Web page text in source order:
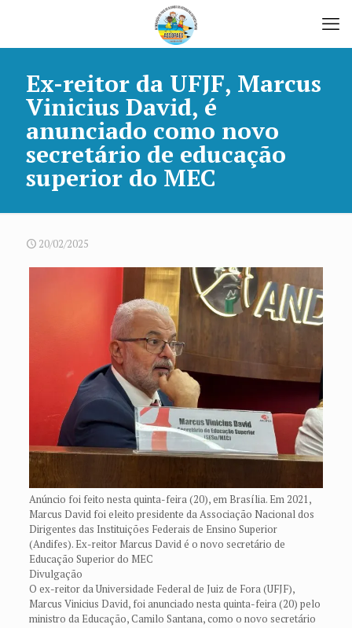
Ex-reitor da UFJF, Marcus
Vinicius David, é
anunciado como novo
secretário de educação
superior do MEC
20/02/2025
Anúncio foi feito nesta quinta-feira (20), em Brasília. Em 2021,
Marcus David foi eleito presidente da Associação Nacional dos
Dirigentes das Instituições Federais de Ensino Superior
(Andifes). Ex-reitor Marcus David é o novo secretário de
Educação Superior do MEC
Divulgação
O ex-reitor da Universidade Federal de Juiz de Fora (UFJF),
Marcus Vinicius David, foi anunciado nesta quinta-feira (20) pelo
ministro da Educação, Camilo Santana, como o novo secretário